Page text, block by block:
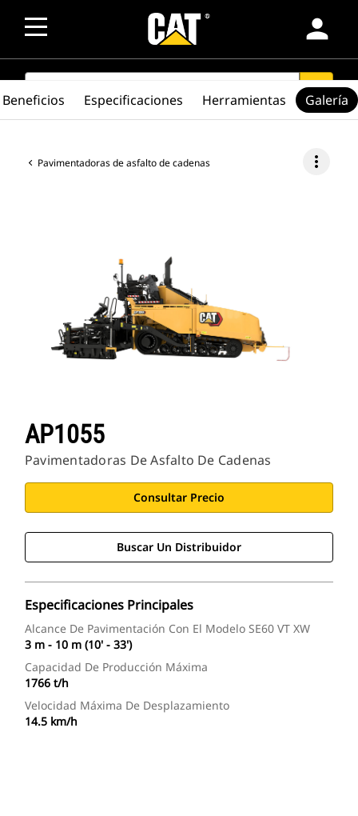
person
SEARCH search
Pavimentadoras de asfalto de cadenas more_vert
AP1055
Pavimentadoras De Asfalto De Cadenas
Consultar Precio
Buscar Un Distribuidor
Especificaciones Principales
Alcance De Pavimentación Con El Modelo SE60 VT XW
3 m - 10 m (10' - 33')
Capacidad De Producción Máxima
1766 t/h
Velocidad Máxima De Desplazamiento
14.5 km/h
Beneficios Especificaciones Herramientas Galería